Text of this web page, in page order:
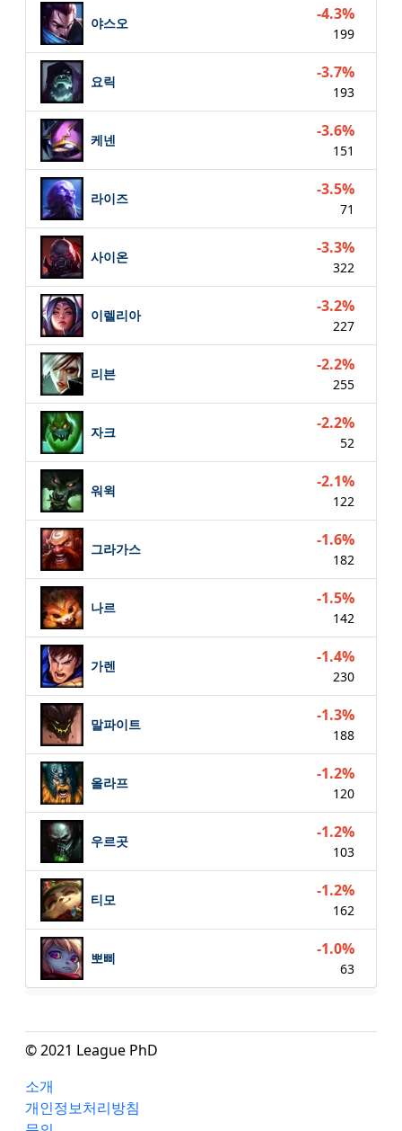
야스오 -4.3%
199
요릭 -3.7%
193
케넨 -3.6%
151
라이즈 -3.5%
71
사이온 -3.3%
322
이렐리아 -3.2%
227
리븐 -2.2%
255
자크 -2.2%
52
워윅 -2.1%
122
그라가스 -1.6%
182
나르 -1.5%
142
가렌 -1.4%
230
말파이트 -1.3%
188
올라프 -1.2%
120
우르곳 -1.2%
103
티모 -1.2%
162
뽀삐 -1.0%
63
© 2021 League PhD
소개
개인정보처리방침